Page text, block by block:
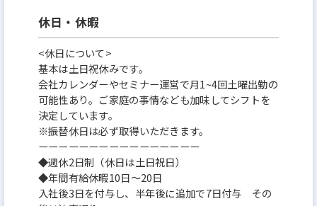
休日・休暇
<休日について>
基本は土日祝休みです。
会社カレンダーやセミナー運営で月1~4回土曜出勤の
可能性あり。ご家庭の事情なども加味してシフトを
決定しています。
※振替休日は必ず取得いただきます。
ーーーーーーーーーーーーーーーー
◆週休2日制（休日は土日祝日）
◆年間有給休暇10日～20日
入社後3日を付与し、半年後に追加で7日付与 その